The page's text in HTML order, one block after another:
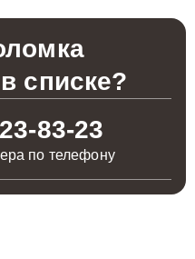
списке?
83-23
по телефону